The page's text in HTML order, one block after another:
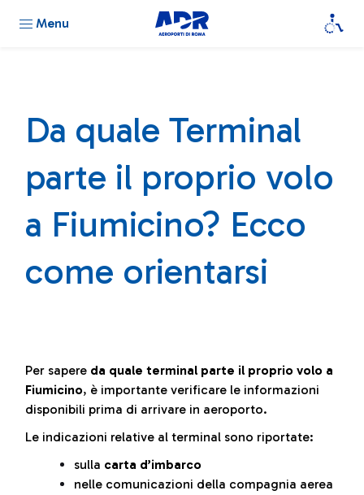
Menu
Da quale Terminal
parte il proprio volo
a Fiumicino? Ecco
come orientarsi
Per sapere da quale terminal parte il proprio volo a
Fiumicino, è importante verificare le informazioni
disponibili prima di arrivare in aeroporto.
Le indicazioni relative al terminal sono riportate:
sulla carta d’imbarco
nelle comunicazioni della compagnia aerea